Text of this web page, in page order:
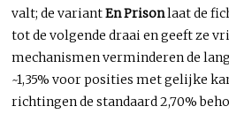
valt; de variantEn Prisonlaat de
tot de volgende draai en geeft ze
mechanismen verminderen de
~1,35% voor posities met gelijke
richtingen de standaard 2,70%